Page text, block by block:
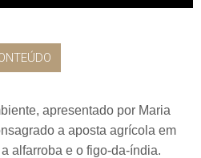
apresentado por Maria
a aposta agrícola em
alfarroba e o figo-da-índia.